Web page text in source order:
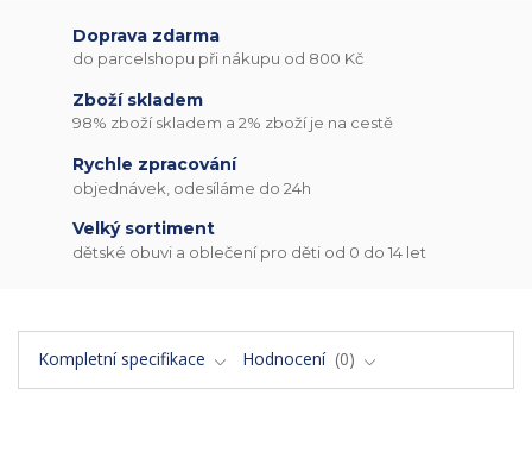
Doprava zdarma
do parcelshopu při nákupu od 800 Kč
Zboží skladem
98% zboží skladem a 2% zboží je na cestě
Rychle zpracování
objednávek, odesíláme do 24h
Velký sortiment
dětské obuvi a oblečení pro děti od 0 do 14 let
Kompletní specifikace Hodnocení 0